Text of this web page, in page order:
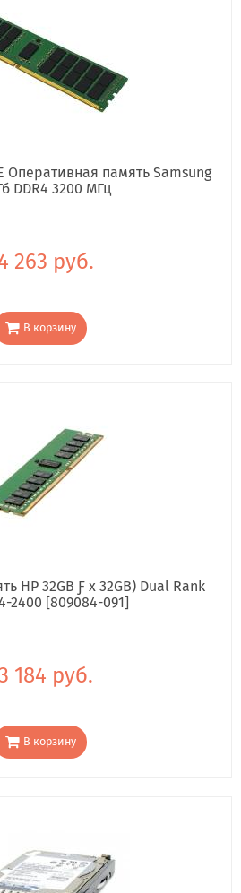
Оперативная память Samsung
DDR4 3200 МГц
263 руб.
В корзину
HP 32GB Ƒ x 32GB) Dual Rank
2400 [809084-091]
184 руб.
В корзину